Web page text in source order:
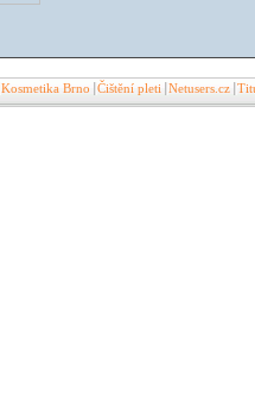
Kosmetika Brno Čištění pleti Netusers.cz